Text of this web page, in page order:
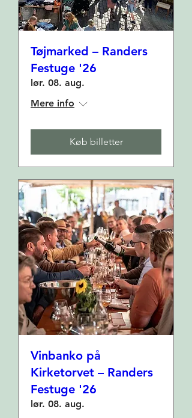
Tøjmarked – Randers
Festuge '26
lør. 08. aug.
Mere info
Køb billetter
Vinbanko på
Kirketorvet – Randers
Festuge '26
lør. 08. aug.